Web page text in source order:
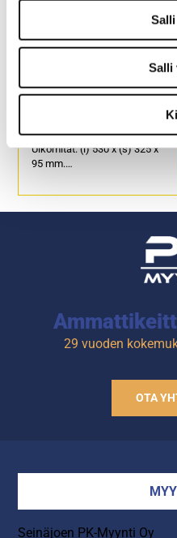
Salli
Ruokailuvälinekaukalo, 4
Ulkomitat: (l) 530 x (s) 325 x
95 mm.
Tuotekoodi: 4448.
29 vuoden
OTA
Seinäjoen PK-Myynti Oy